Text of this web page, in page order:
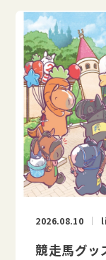
2026.08.10
競走馬グッ